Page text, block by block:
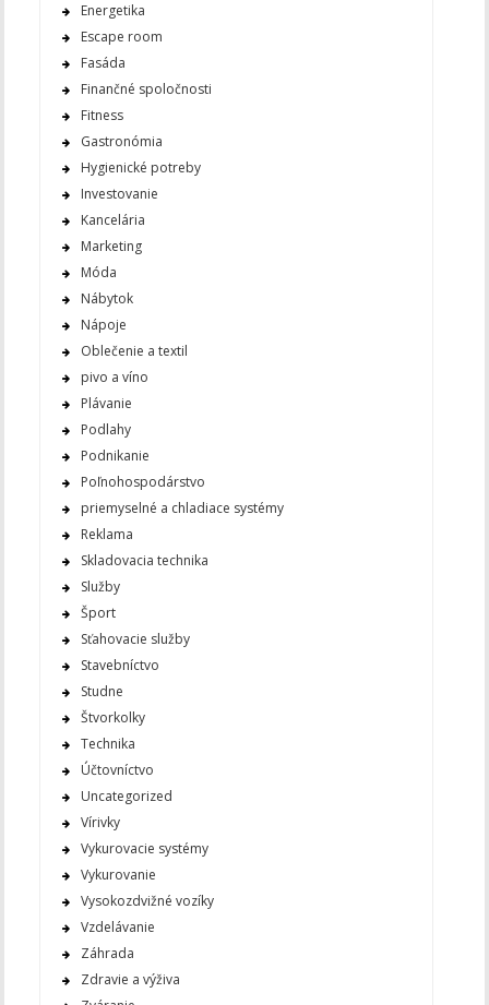
Energetika
Escape room
Fasáda
Finančné spoločnosti
Fitness
Gastronómia
Hygienické potreby
Investovanie
Kancelária
Marketing
Móda
Nábytok
Nápoje
Oblečenie a textil
pivo a víno
Plávanie
Podlahy
Podnikanie
Poľnohospodárstvo
priemyselné a chladiace systémy
Reklama
Skladovacia technika
Služby
Šport
Sťahovacie služby
Stavebníctvo
Studne
Štvorkolky
Technika
Účtovníctvo
Uncategorized
Vírivky
Vykurovacie systémy
Vykurovanie
Vysokozdvižné vozíky
Vzdelávanie
Záhrada
Zdravie a výživa